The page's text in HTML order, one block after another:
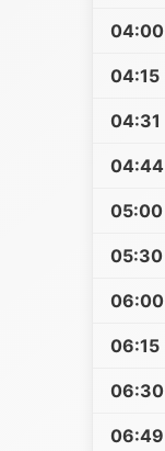
04:00
04:15
04:31
04:44
05:00
05:30
06:00
06:15
06:30
06:49